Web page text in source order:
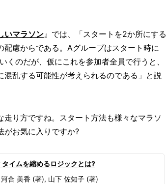
いマラソン』では、「スタートを2か所にする
慮からである。Aグループはスタート時に
のだが、仮にこれを参加者全員で行うと、
乱する可能性が考えられるのである」と説
り方ですね。スタート方法も様々なマラソ
がお気に入りですか?
イムを縮めるロジックとは?
合 美香 (著), 山下 佐知子 (著)